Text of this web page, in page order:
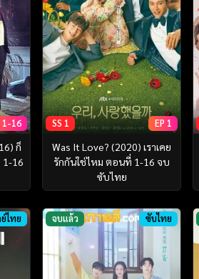
1-16
ก็
16
SS 1 EP 1
Was It Love? (2020) เราเคย
รักกันใช่ไหม ตอนที่ 1-16 จบ
ซับไทย
ไทย จบแล้ว ซับไทย